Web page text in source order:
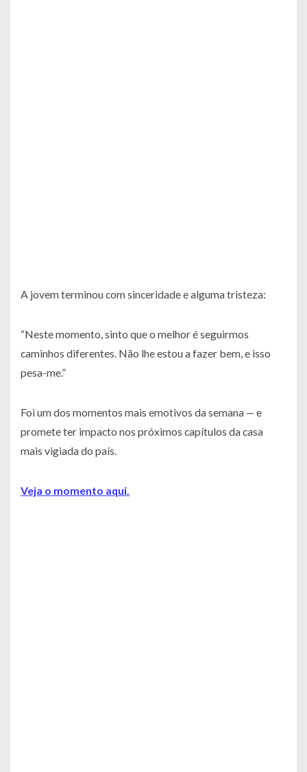
A jovem terminou com sinceridade e alguma tristeza:
“Neste momento, sinto que o melhor é seguirmos
caminhos diferentes. Não lhe estou a fazer bem, e isso
pesa-me.”
Foi um dos momentos mais emotivos da semana — e
promete ter impacto nos próximos capítulos da casa
mais vigiada do país.
Veja o momento aqui.